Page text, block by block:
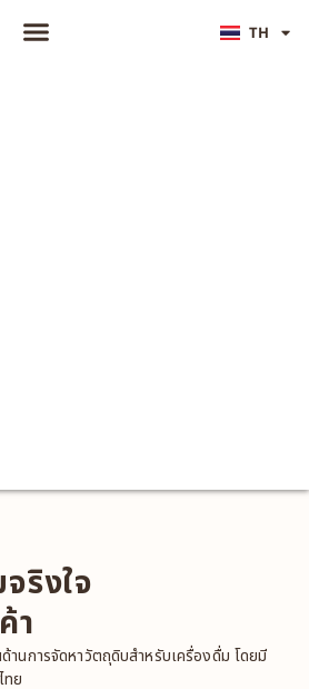
TH
JA
ริงใจ
า
านการจัดหาวัตถุดิบสำหรับเครื่องดื่ม โดยมี
ทย